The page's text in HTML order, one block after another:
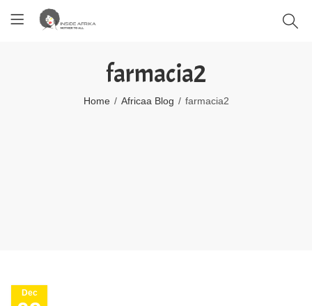
farmacia2
Home Africaa Blog farmacia2
Dec